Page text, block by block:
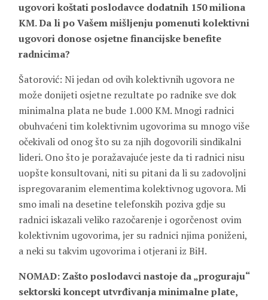
ugovori koštati poslodavce dodatnih 150 miliona
KM. Da li po Vašem mišljenju pomenuti kolektivni
ugovori donose osjetne financijske benefite
radnicima?
Šatorović: Ni jedan od ovih kolektivnih ugovora ne
može donijeti osjetne rezultate po radnike sve dok
minimalna plata ne bude 1.000 KM. Mnogi radnici
obuhvaćeni tim kolektivnim ugovorima su mnogo više
očekivali od onog što su za njih dogovorili sindikalni
lideri. Ono što je poražavajuće jeste da ti radnici nisu
uopšte konsultovani, niti su pitani da li su zadovoljni
ispregovaranim elementima kolektivnog ugovora. Mi
smo imali na desetine telefonskih poziva gdje su
radnici iskazali veliko razočarenje i ogorčenost ovim
kolektivnim ugovorima, jer su radnici njima poniženi,
a neki su takvim ugovorima i otjerani iz BiH.
NOMAD: Zašto poslodavci nastoje da „proguraju“
sektorski koncept utvrđivanja minimalne plate,